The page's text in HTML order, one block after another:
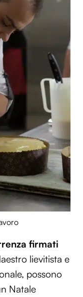
firmati
lievitista e
possono
Natale